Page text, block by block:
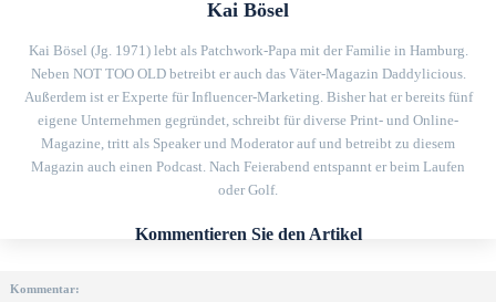
Kai Bösel
Kai Bösel (Jg. 1971) lebt als Patchwork-Papa mit der Familie in Hamburg.
Neben NOT TOO OLD betreibt er auch das Väter-Magazin Daddylicious.
Außerdem ist er Experte für Influencer-Marketing. Bisher hat er bereits fünf
eigene Unternehmen gegründet, schreibt für diverse Print- und Online-
Magazine, tritt als Speaker und Moderator auf und betreibt zu diesem
Magazin auch einen Podcast. Nach Feierabend entspannt er beim Laufen
oder Golf.
Kommentieren Sie den Artikel